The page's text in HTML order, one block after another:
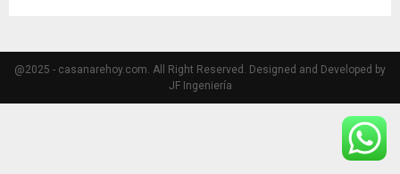
@2025 - casanarehoy.com. All Right Reserved. Designed and Developed by
JF Ingeniería